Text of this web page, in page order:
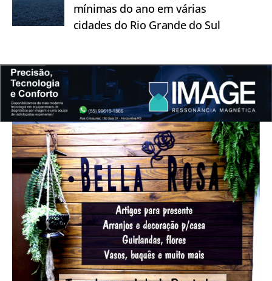
mínimas do ano em várias
cidades do Rio Grande do Sul